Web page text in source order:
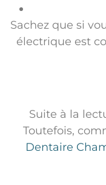
Sachez que si
électrique est
Suite à la
Toutefois,
Dentaire